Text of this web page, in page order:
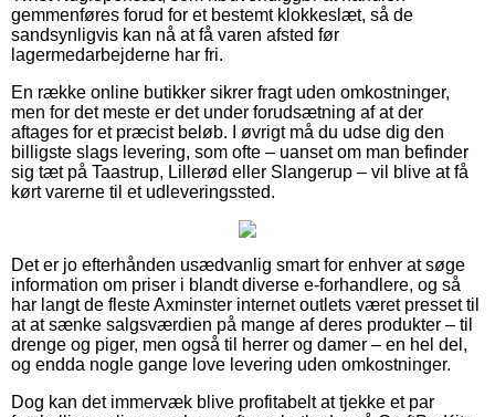
gemmenføres forud for et bestemt klokkeslæt, så de
sandsynligvis kan nå at få varen afsted før
lagermedarbejderne har fri.
En række online butikker sikrer fragt uden omkostninger,
men for det meste er det under forudsætning af at der
aftages for et præcist beløb. I øvrigt må du udse dig den
billigste slags levering, som ofte – uanset om man befinder
sig tæt på Taastrup, Lillerød eller Slangerup – vil blive at få
kørt varerne til et udleveringssted.
Det er jo efterhånden usædvanlig smart for enhver at søge
information om priser i blandt diverse e-forhandlere, og så
har langt de fleste Axminster internet outlets været presset til
at at sænke salgsværdien på mange af deres produkter – til
drenge og piger, men også til herrer og damer – en hel del,
og endda nogle gange love levering uden omkostninger.
Dog kan det immervæk blive profitabelt at tjekke et par